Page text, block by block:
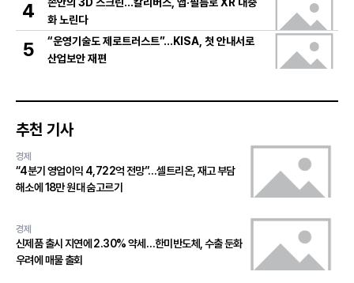
4
화 노린다
5
“운영기술도 제로트러스트”…KISA, 첫 안내서로
산업보안 재편
추천 기사
경제
“4분기 영업이익 4,722억 전망”…셀트리온, 재고 부담
해소에 18만 원대 숨고르기
경제
신제품 출시 지연에 2.30% 약세…한미반도체, 수출 둔화
우려에 매물 출회